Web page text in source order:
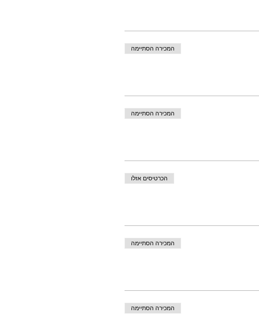
המכירה הסתיימה
המכירה הסתיימה
הכרטיסים אזלו
המכירה הסתיימה
המכירה הסתיימה